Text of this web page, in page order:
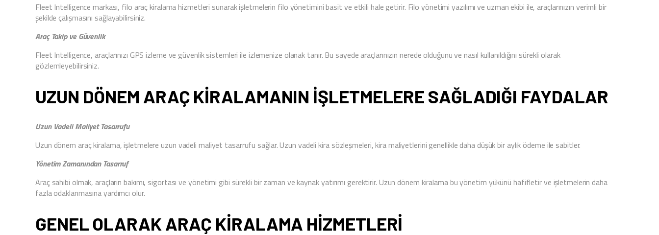
Fleet Intelligence markası, filo araç kiralama hizmetleri sunarak işletmelerin filo yönetimini basit ve etkili hale getirir. Filo yönetimi yazılımı ve uzman ekibi ile, araçlarınızın verimli bir
şekilde çalışmasını sağlayabilirsiniz.
Araç Takip ve Güvenlik
Fleet Intelligence, araçlarınızı GPS izleme ve güvenlik sistemleri ile izlemenize olanak tanır. Bu sayede araçlarınızın nerede olduğunu ve nasıl kullanıldığını sürekli olarak
gözlemleyebilirsiniz.
UZUN DÖNEM ARAÇ KIRALAMANIN İŞLETMELERE SAĞLADIĞI FAYDALAR
Uzun Vadeli Maliyet Tasarrufu
Uzun dönem araç kiralama, işletmelere uzun vadeli maliyet tasarrufu sağlar. Uzun vadeli kira sözleşmeleri, kira maliyetlerini genellikle daha düşük bir aylık ödeme ile sabitler.
Yönetim Zamanından Tasarruf
Araç sahibi olmak, araçların bakımı, sigortası ve yönetimi gibi sürekli bir zaman ve kaynak yatırımı gerektirir. Uzun dönem kiralama bu yönetim yükünü hafifletir ve işletmelerin daha
fazla odaklanmasına yardımcı olur.
GENEL OLARAK ARAÇ KIRALAMA HIZMETLERI